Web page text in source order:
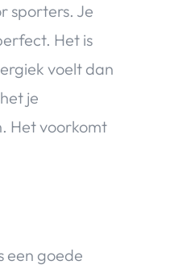
sporters. Je
Het is
voelt dan
je
Het voorkomt
een goede